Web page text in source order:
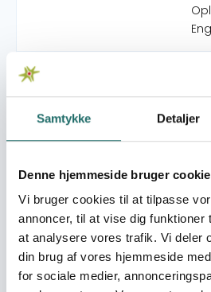
Samtykke Detaljer
Denne hjemmeside bruger
Vi bruger cookies til at tilpasse
annoncer, til at vise dig funktioner
at analysere vores trafik. Vi deler
din brug af vores hjemmeside
for sociale medier,
Indsatsområde:
World goals:
Indsatser foregår i: